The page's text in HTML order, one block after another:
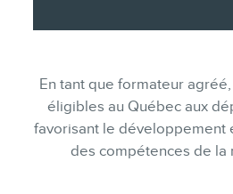
En tant que formateur
éligibles au Québec aux
favorisant le développement
des compétences de la